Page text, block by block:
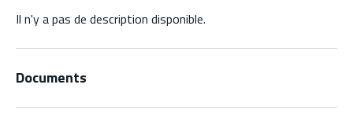
Il n'y a pas de description disponible.
Documents